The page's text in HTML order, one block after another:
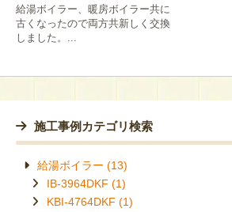
給湯ボイラー、暖房ボイラー共に
古くなったので両方共新しく交換
しました。...
施工事例カテゴリ検索
給湯ボイラー
IB-3964DKF
KBI-4764DKF